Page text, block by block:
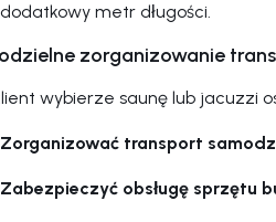
dodatkowy metr długości.
zorganizowanie
wybierze saunę lub jacuzzi
Zorganizować transport
Zabezpieczyć obsługę sprzętu